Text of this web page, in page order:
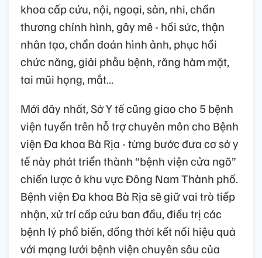
khoa cấp cứu, nội, ngoại, sản, nhi, chấn
thương chỉnh hình, gây mê - hồi sức, thận
nhân tạo, chẩn đoán hình ảnh, phục hồi
chức năng, giải phẫu bệnh, răng hàm mặt,
tai mũi họng, mắt…
Mới đây nhất, Sở Y tế cũng giao cho 5 bệnh
viện tuyến trên hỗ trợ chuyên môn cho Bệnh
viện Đa khoa Bà Rịa - từng bước đưa cơ sở y
tế này phát triển thành “bệnh viện cửa ngõ”
chiến lược ở khu vực Đông Nam Thành phố.
Bệnh viện Đa khoa Bà Rịa sẽ giữ vai trò tiếp
nhận, xử trí cấp cứu ban đầu, điều trị các
bệnh lý phổ biến, đồng thời kết nối hiệu quả
với mạng lưới bệnh viện chuyên sâu của